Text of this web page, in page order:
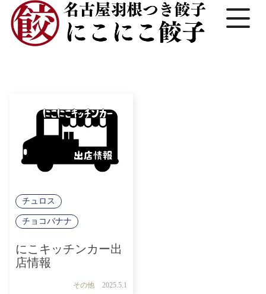
チュロス
チョコバナナ
にこキッチンカー出
店情報
その他 2025.5.1